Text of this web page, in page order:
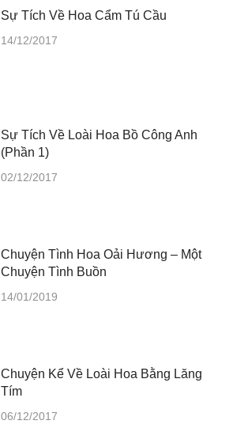
Sự Tích Về Hoa Cẩm Tú Cầu
14/12/2017
Sự Tích Về Loài Hoa Bồ Công Anh
(Phần 1)
02/12/2017
Chuyện Tình Hoa Oải Hương – Một
Chuyện Tình Buồn
14/01/2019
Chuyện Kể Về Loài Hoa Bằng Lăng
Tím
06/12/2017